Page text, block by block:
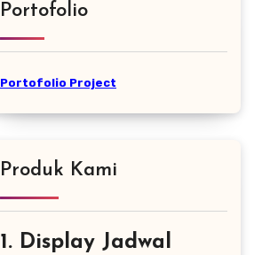
Portofolio
Portofolio Project
Produk Kami
1. Display Jadwal